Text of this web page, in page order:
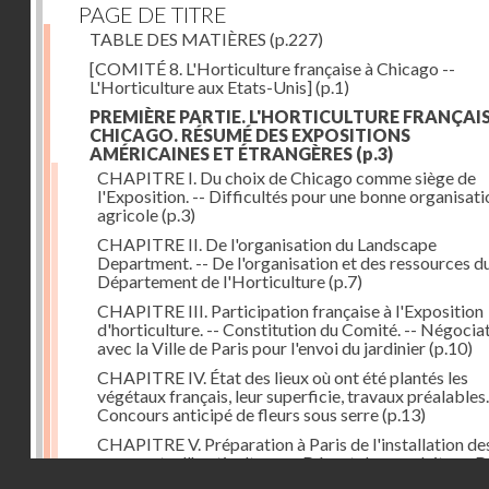
PAGE DE TITRE
TABLE DES MATIÈRES (p.227)
[COMITÉ 8. L'Horticulture française à Chicago --
L'Horticulture aux Etats-Unis](p.1)
PREMIÈRE PARTIE. L'HORTICULTURE
CHICAGO. RÉSUMÉ DES EXPOSITIONS
AMÉRICAINES ET ÉTRANGÈRES (p.3)
CHAPITRE I. Du choix de Chicago comme siège de
l'Exposition. -- Difficultés pour une bonne
agricole(p.3)
CHAPITRE II. De l'organisation du Landscape
Department. -- De l'organisation et des ressources
Département de l'Horticulture(p.7)
CHAPITRE III. Participation française à l'Exposition
d'horticulture. -- Constitution du Comité. --
avec la Ville de Paris pour l'envoi du jardinier(p.10)
CHAPITRE IV. État des lieux où ont été plantés les
végétaux français, leur superficie, travaux
Concours anticipé de fleurs sous serre(p.13)
CHAPITRE V. Préparation à Paris de l'installation
exposants d'horticulture. -- Départ des produits. --